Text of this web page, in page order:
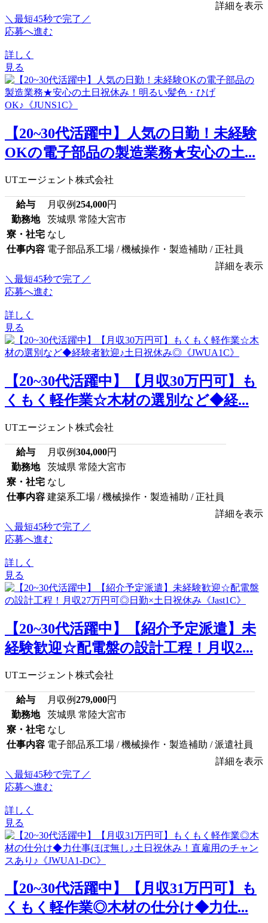
詳細を表示
＼最短45秒で完了／
応募へ進む
詳しく
見る
【20~30代活躍中】人気の日勤！未経験
OKの電子部品の製造業務★安心の土...
UTエージェント株式会社
給与 月収例254,000円
勤務地
茨城県 常陸大宮市
寮・社宅 なし
仕事内容 電子部品系工場 / 機械操作・製造補助 / 正社員
詳細を表示
＼最短45秒で完了／
応募へ進む
詳しく
見る
【20~30代活躍中】【月収30万円可】も
くもく軽作業☆木材の選別など◆経...
UTエージェント株式会社
給与 月収例304,000円
勤務地
茨城県 常陸大宮市
寮・社宅 なし
仕事内容 建築系工場 / 機械操作・製造補助 / 正社員
詳細を表示
＼最短45秒で完了／
応募へ進む
詳しく
見る
【20~30代活躍中】【紹介予定派遣】未
経験歓迎☆配電盤の設計工程！月収2...
UTエージェント株式会社
給与 月収例279,000円
勤務地
茨城県 常陸大宮市
寮・社宅 なし
仕事内容 電子部品系工場 / 機械操作・製造補助 / 派遣社員
詳細を表示
＼最短45秒で完了／
応募へ進む
詳しく
見る
【20~30代活躍中】【月収31万円可】も
くもく軽作業◎木材の仕分け◆力仕...